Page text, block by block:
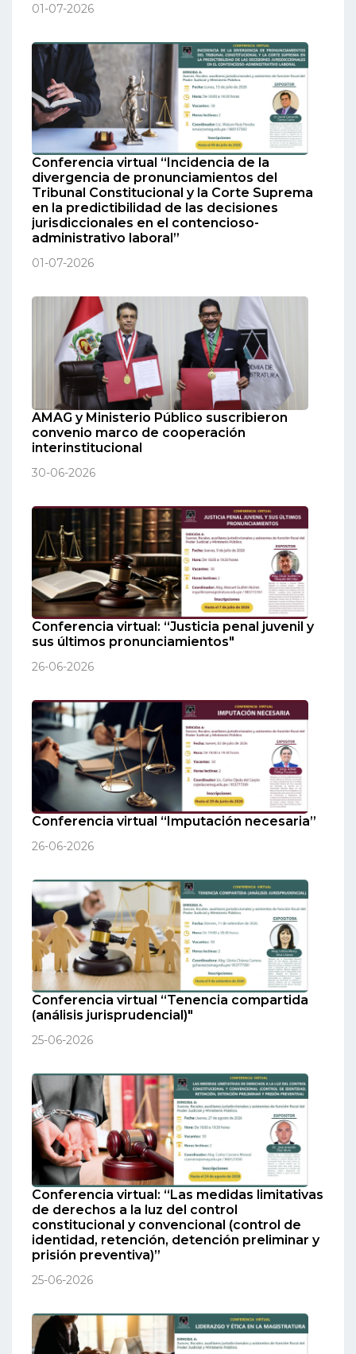
01-07-2026
Conferencia virtual “Incidencia de la
divergencia de pronunciamientos del
Tribunal Constitucional y la Corte Suprema
en la predictibilidad de las decisiones
jurisdiccionales en el contencioso-
administrativo laboral”
01-07-2026
AMAG y Ministerio Público suscribieron
convenio marco de cooperación
interinstitucional
30-06-2026
Conferencia virtual: “Justicia penal juvenil y
sus últimos pronunciamientos"
26-06-2026
Conferencia virtual “Imputación necesaria”
26-06-2026
Conferencia virtual “Tenencia compartida
(análisis jurisprudencial)"
25-06-2026
Conferencia virtual: “Las medidas limitativas
de derechos a la luz del control
constitucional y convencional (control de
identidad, retención, detención preliminar y
prisión preventiva)”
25-06-2026